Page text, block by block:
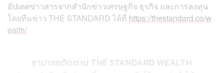
อัปเดตข่าวสารจากสำนักข่าวเศรษฐกิจ ธุรกิจ และการลงทุน
โดยทีมข่าว THE STANDARDได้ที่ https://thestandard.co/w
ealth/
สามารถติดตาม THE STANDARD WEALTH